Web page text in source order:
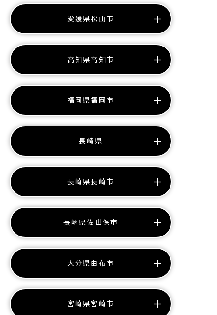
愛媛県松山市
高知県高知市
福岡県福岡市
長崎県
長崎県長崎市
長崎県佐世保市
大分県由布市
宮崎県宮崎市